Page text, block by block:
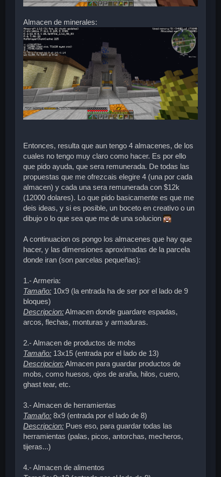
Almacen de minerales:
Entonces, resulta que aun tengo 4 almacenes, de los
cuales no tengo muy claro como hacer. Es por ello
que pido ayuda, que sera remunerada. De todas las
propuestas que me ofrezcais elegire 4 (una por cada
almacen) y cada una sera remunerada con $12k
(12000 dolares). Lo que pido basicamente es que me
deis ideas, y si es posible, un boceto en creativo o un
dibujo o lo que sea que me de una solucion
A continuacion os pongo los almacenes que hay que
hacer, y las dimensiones aproximadas de la parcela
donde iran (son parcelas pequeñas):
1.- Armeria:
Tamaño: 10x9 (la entrada ha de ser por el lado de 9
bloques)
Descripcion:Almacen donde guardare espadas,
arcos, flechas, monturas y armaduras.
2.- Almacen de productos de mobs
Tamaño: 13x15 (entrada por el lado de 13)
Descripcion:Almacen para guardar productos de
mobs, como huesos, ojos de araña, hilos, cuero,
ghast tear, etc.
3.- Almacen de herramientas
Tamaño: 8x9 (entrada por el lado de 8)
Descripcion: Pues eso, para guardar todas las
herramientas (palas, picos, antorchas, mecheros,
tijeras...)
4.- Almacen de alimentos